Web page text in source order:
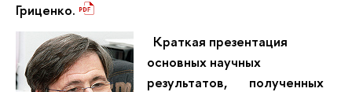
Гриценко.
Краткая презентация
основных научных
результатов, полученных